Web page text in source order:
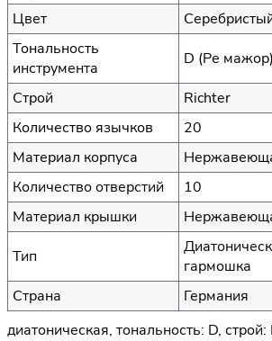
Цвет
Тональность
инструмента
D (Ре мажор)
Строй
Richter
Количество язычков
20
Материал корпуса
Количество отверстий
10
Материал крышки
Тип
гармошка
Страна
Германия
диатоническая, тональность: D,